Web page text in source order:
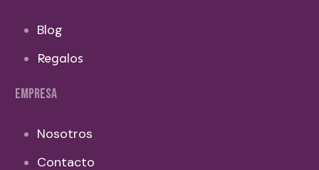
Blog
Regalos
EMPRESA
Nosotros
Contacto